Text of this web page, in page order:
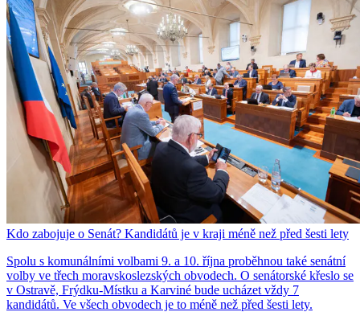
Kdo zabojuje o Senát? Kandidátů je v kraji méně než před šesti lety
Spolu s komunálními volbami 9. a 10. října proběhnou také senátní
volby ve třech moravskoslezských obvodech. O senátorské křeslo se
v Ostravě, Frýdku-Místku a Karviné bude ucházet vždy 7
kandidátů. Ve všech obvodech je to méně než před šesti lety.